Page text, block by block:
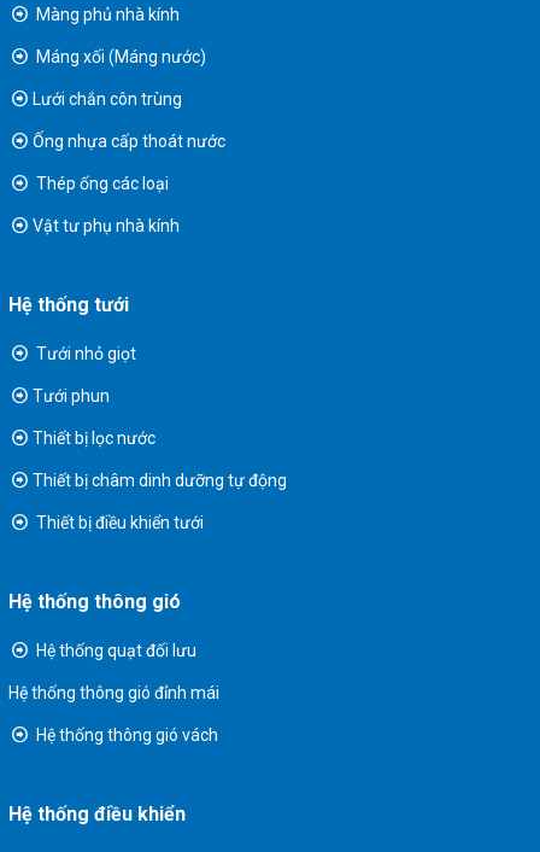
Màng phủ nhà kính
Máng xối (Máng nước)
Lưới chắn côn trùng
Ống nhựa cấp thoát nước
Thép ống các loại
Vật tư phụ nhà kính
Hệ thống tưới
Tưới nhỏ giọt
Tưới phun
Thiết bị lọc nước
Thiết bị châm dinh dưỡng tự động
Thiết bị điều khiển tưới
Hệ thống thông gió
Hệ thống quạt đối lưu
Hệ thống thông gió đỉnh mái
Hệ thống thông gió vách
Hệ thống điều khiển